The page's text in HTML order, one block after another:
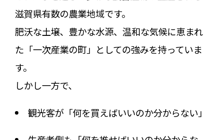
滋賀県有数の農業地域です。
肥沃な土壌、豊かな水源、温和な気候に恵まれ
た「一次産業の町」としての強みを持っていま
す。
しかし一方で、
観光客が「何を買えばいいのか分からない」